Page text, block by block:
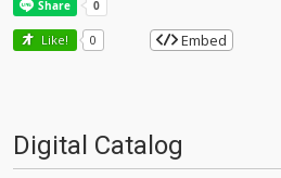
Like! 0 Embed
Digital Catalog